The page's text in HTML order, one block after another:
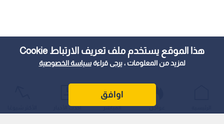
هذا الموقع يستخدم ملف تعريف الارتباط Cookie
لمزيد من المعلومات ، يرجى قراءةسياسة الخصوصية
اوافق
عواجل المباشر أحدث الأخبار